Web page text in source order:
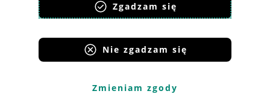
Zgadzam się
Nie zgadzam się
Zmieniam zgody
Korzystanie z serwisu oznacza akceptacjęregulaminu